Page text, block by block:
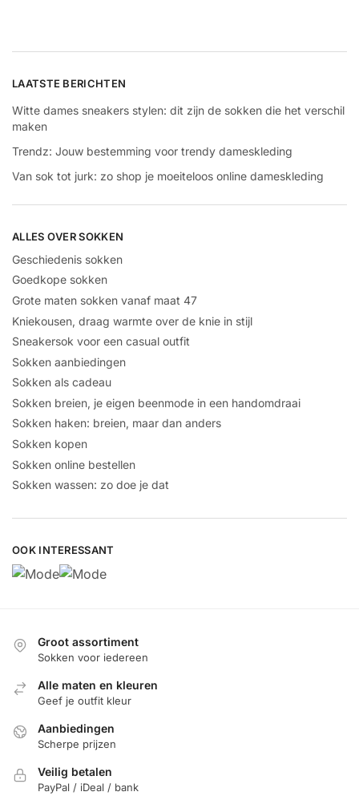
LAATSTE BERICHTEN
Witte dames sneakers stylen: dit zijn de sokken die het verschil
maken
Trendz: Jouw bestemming voor trendy dameskleding
Van sok tot jurk: zo shop je moeiteloos online dameskleding
ALLES OVER SOKKEN
Geschiedenis sokken
Goedkope sokken
Grote maten sokken vanaf maat 47
Kniekousen, draag warmte over de knie in stijl
Sneakersok voor een casual outfit
Sokken aanbiedingen
Sokken als cadeau
Sokken breien, je eigen beenmode in een handomdraai
Sokken haken: breien, maar dan anders
Sokken kopen
Sokken online bestellen
Sokken wassen: zo doe je dat
OOK INTERESSANT
Groot assortiment
Sokken voor iedereen
Alle maten en kleuren
Geef je outfit kleur
Aanbiedingen
Scherpe prijzen
Veilig betalen
PayPal / iDeal / bank